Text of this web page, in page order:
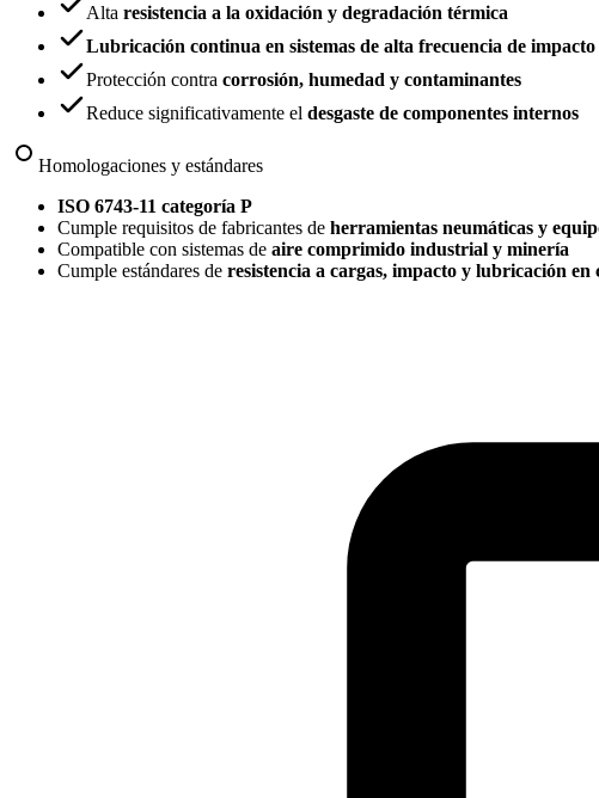
Alta resistencia a la oxidación y degradación térmica
Lubricación continua en sistemas de alta frecuencia de impacto
Protección contra corrosión, humedad y contaminantes
Reduce significativamente el desgaste de componentes internos
Homologaciones y estándares
ISO 6743-11 categoría P
Cumple requisitos de fabricantes de herramientas neumáticas y
Compatible con sistemas de aire comprimido industrial y minería
Cumple estándares de resistencia a cargas, impacto y lubricación en